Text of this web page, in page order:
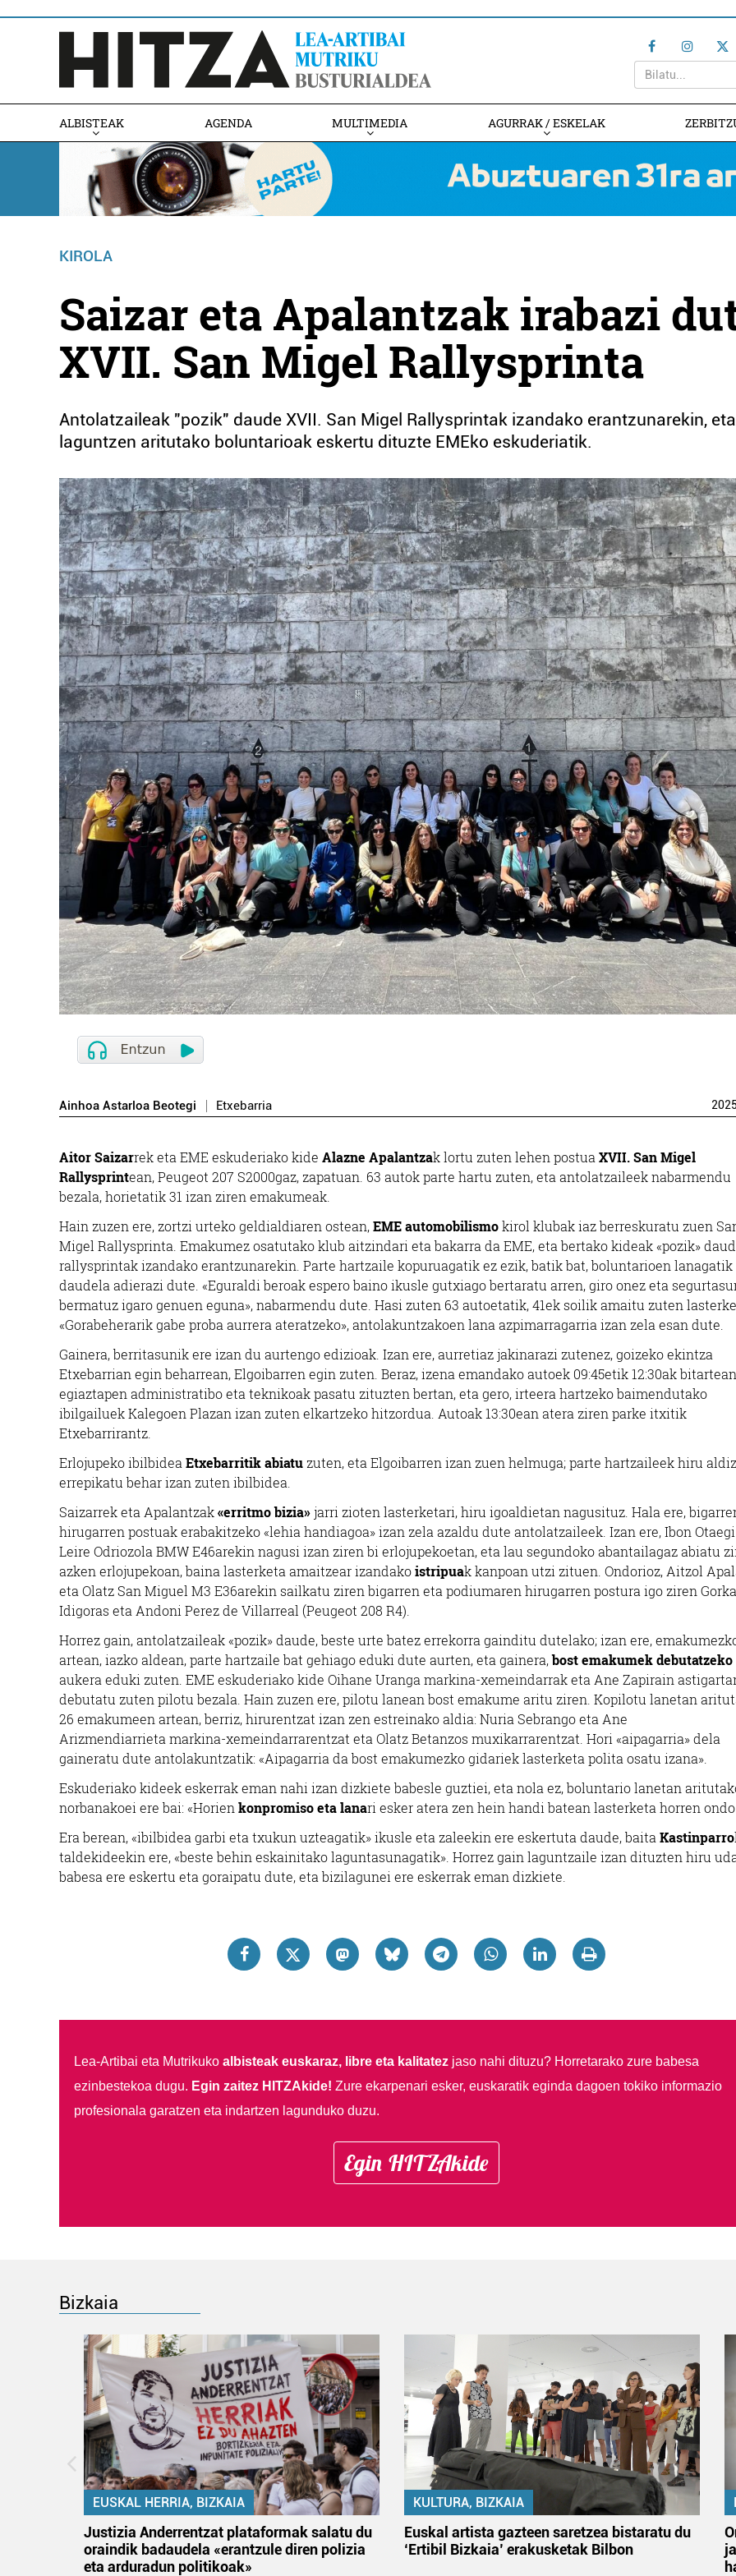
ALBISTEAK AGENDA MULTIMEDIA AGURRAK / ESKELAK
KIROLA
Saizar eta Apalantzak irabazi
XVII. San Migel Rallysprinta
Antolatzaileak "pozik" daude XVII. San Migel Rallysprintak izandako erantzunarekin, eta
laguntzen aritutako boluntarioak eskertu dituzte EMEko eskuderiatik.
Ainhoa Astarloa Beotegi Etxebarria
Aitor Saizarrek eta EME eskuderiako kide Alazne Apalantzak lortu zuten lehen postua XVII. San Migel
Rallysprintean, Peugeot 207 S2000gaz, zapatuan. 63 autok parte hartu zuten, eta antolatzaileek nabarmendu
bezala, horietatik 31 izan ziren emakumeak.
Hain zuzen ere, zortzi urteko geldialdiaren ostean,EME automobilismokirol klubak iaz berreskuratu zuen
Migel Rallysprinta. Emakumez osatutako klub aitzindari eta bakarra da EME, eta bertako kideak«pozik»
rallysprintak izandako erantzunarekin. Parte hartzaile kopuruagatik ez ezik, batik bat, boluntarioen lanagatik
daudela adierazi dute. «Eguraldi beroak espero baino ikusle gutxiago bertaratu arren, giro onez eta
bermatuz igaro genuen eguna», nabarmendu dute. Hasi zuten 63 autoetatik, 41ek soilik amaitu zuten
«Gorabeherarik gabe proba aurrera ateratzeko», antolakuntzakoen lana azpimarragarria izan zela esan dute.
Gainera, berritasunik ere izan du aurtengo edizioak. Izan ere, aurretiaz jakinarazi zutenez, goizeko ekintza
Etxebarrian egin beharrean, Elgoibarren egin zuten. Beraz, izena emandako autoek 09:45etik 12:30ak bitartean
egiaztapen administratibo eta teknikoak pasatu zituzten bertan, eta gero, irteera hartzeko baimendutako
ibilgailuek Kalegoen Plazan izan zuten elkartzeko hitzordua. Autoak 13:30ean atera ziren parke itxitik
Etxebarrirantz.
Erlojupeko ibilbidea Etxebarritik abiatu zuten, eta Elgoibarren izan zuen helmuga; parte hartzaileek hiru aldiz
errepikatu behar izan zuten ibilbidea.
Saizarrek eta Apalantzak«erritmo bizia» jarri zioten lasterketari, hiru igoaldietan nagusituz. Hala ere,
hirugarren postuak erabakitzeko «lehia handiagoa» izan zela azaldu dute antolatzaileek. Izan ere, Ibon
Leire Odriozola BMW E46arekin nagusi izan ziren bi erlojupekoetan, eta lau segundoko abantailagaz abiatu
azken erlojupekoan, baina lasterketa amaitzear izandakoistripuak kanpoan utzi zituen. Ondorioz, Aitzol
eta Olatz San Miguel M3 E36arekin sailkatu ziren bigarren eta podiumaren hirugarren postura igo ziren Gorka
Idigoras eta Andoni Perez de Villarreal (Peugeot 208 R4).
Horrez gain, antolatzaileak «pozik» daude, beste urte batez errekorra gainditu dutelako; izan ere,
artean, iazko aldean, parte hartzaile bat gehiago eduki dute aurten, eta gainera,bost emakumek debutatzeko
aukera eduki zuten. EME eskuderiako kide Oihane Uranga markina-xemeindarrak eta Ane Zapirain
debutatu zuten pilotu bezala. Hain zuzen ere, pilotu lanean bost emakume aritu ziren. Kopilotu lanetan
26 emakumeen artean, berriz, hirurentzat izan zen estreinako aldia: Nuria Sebrango eta Ane
Arizmendiarrieta markina-xemeindarrarentzat eta Olatz Betanzos muxikarrarentzat. Hori «aipagarria» dela
gaineratu dute antolakuntzatik: «Aipagarria da bost emakumezko gidariek lasterketa polita osatu izana».
Eskuderiako kideek eskerrak eman nahi izan dizkiete babesle guztiei, eta nola ez, boluntario lanetan
norbanakoei ere bai: «Horien konpromiso eta lanari esker atera zen hein handi batean lasterketa horren
Era berean, «ibilbidea garbi eta txukun uzteagatik» ikusle eta zaleekin ere eskertuta daude, baita Kastinparro
taldekideekin ere, «beste behin eskainitako laguntasunagatik». Horrez gain laguntzaile izan dituzten hiru
babesa ere eskertu eta goraipatu dute, eta bizilagunei ere eskerrak eman dizkiete.
Lea-Artibai eta Mutrikuko albisteak euskaraz, libre eta kalitatezjaso nahi dituzu? Horretarako zure babesa
ezinbestekoa dugu. Egin zaitez HITZAkide! Zure ekarpenari esker, euskaratik eginda dagoen tokiko informazio
profesionala garatzen eta indartzen lagunduko duzu.
Egin HITZAkide
Bizkaia
EUSKAL HERRIA, BIZKAIA
Justizia Anderrentzat plataformak salatu du
oraindik badaudela «erantzule diren polizia
eta arduradun politikoak»
KULTURA, BIZKAIA
Euskal artista gazteen saretzea bistaratu du
‘Ertibil Bizkaia’ erakusketak Bilbon